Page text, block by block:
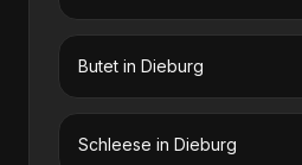
Butet in Dieburg
Schleese in Dieburg